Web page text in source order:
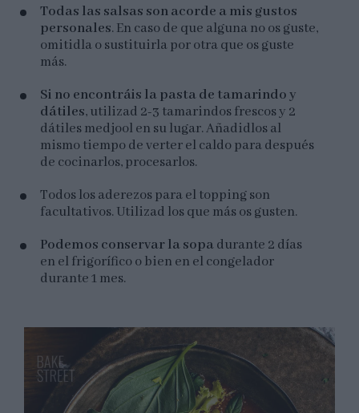
Todas las salsas son acorde a mis gustos
personales. En caso de que alguna no os guste,
omitidla o sustituirla por otra que os guste
más.
Si no encontráis la pasta de tamarindo y
dátiles, utilizad 2-3 tamarindos frescos y 2
dátiles medjool en su lugar. Añadidlos al
mismo tiempo de verter el caldo para después
de cocinarlos, procesarlos.
Todos los aderezos para el topping son
facultativos. Utilizad los que más os gusten.
Podemos conservar la sopadurante 2 días
en el frigorífico o bien en el congelador
durante 1 mes.